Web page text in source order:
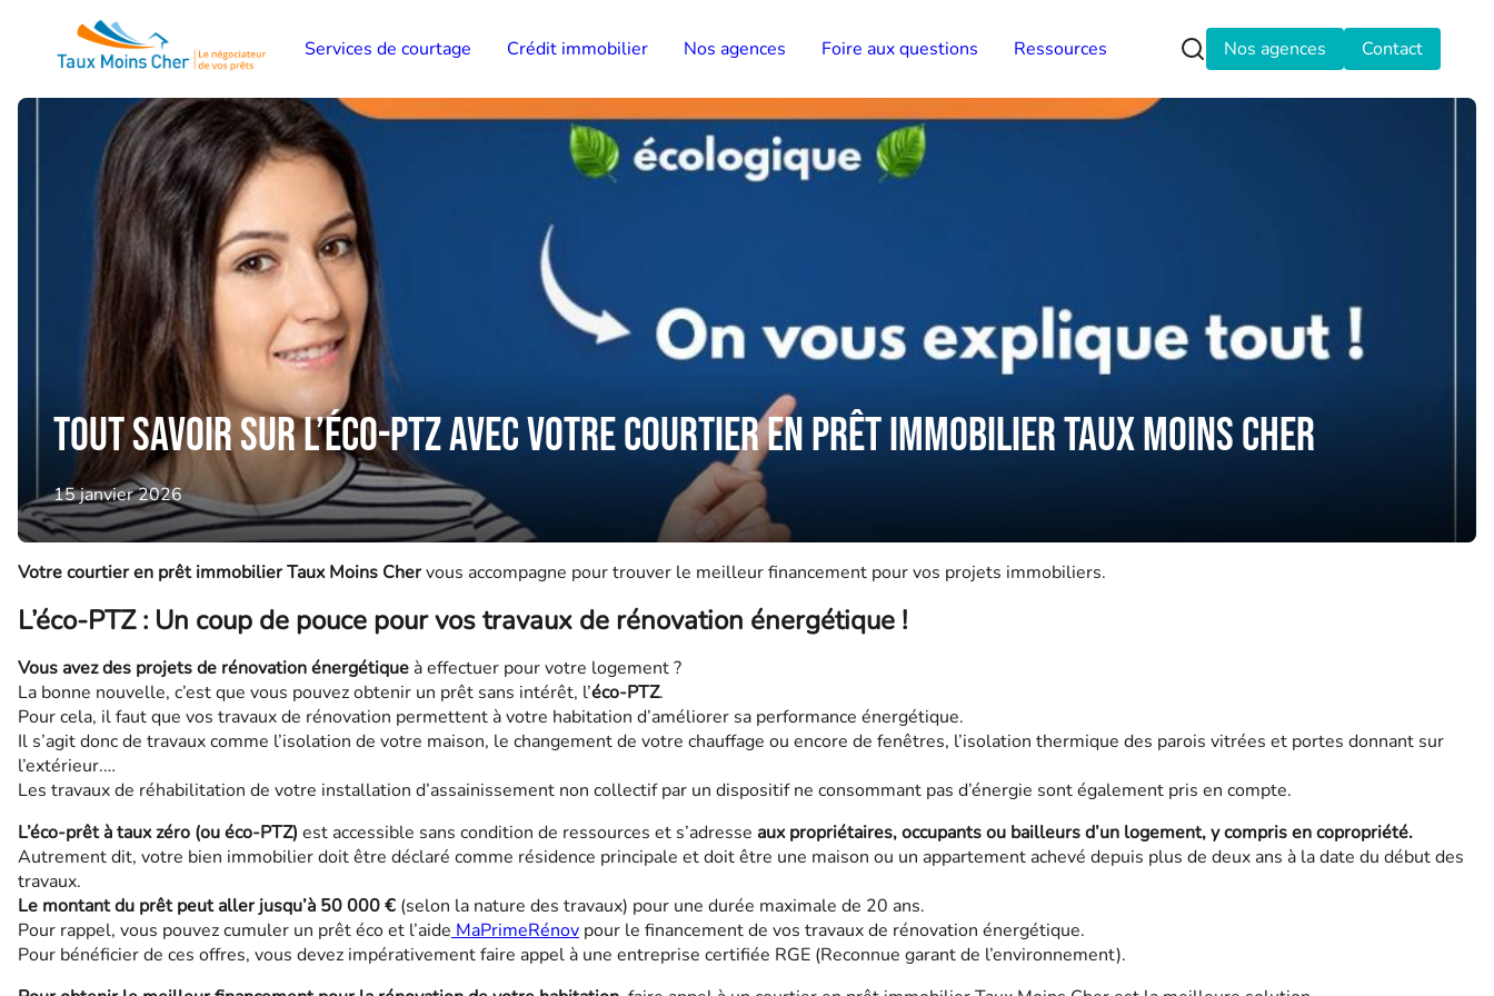
Services de courtage Crédit immobilier Nos agences Foire aux questions Ressources Nos agences Contact
Tout savoir sur l’éco-PTZ avec votre courtier en prêt immobilier Taux Moins Cher
15 janvier 2026
Votre courtier en prêt immobilier Taux Moins Chervous accompagne pour trouver le meilleur financement pour vos projets immobiliers.
L’éco-PTZ : Un coup de pouce pour vos travaux de rénovation énergétique !
Vous avez des projets de rénovation énergétique à effectuer pour votre logement ?
La bonne nouvelle, c’est que vous pouvez obtenir un prêt sans intérêt, l’éco-PTZ.
Pour cela, il faut que vos travaux de rénovation permettent à votre habitation d’améliorer sa performance énergétique.
Il s’agit donc de travaux comme l’isolation de votre maison, le changement de votre chauffage ou encore de fenêtres, l’isolation thermique des parois vitrées et portes donnant sur
l’extérieur.…
Les travaux de réhabilitation de votre installation d’assainissement non collectif par un dispositif ne consommant pas d’énergie sont également pris en compte.
L’éco-prêt à taux zéro (ou éco-PTZ) est accessible sans condition de ressources et s’adresse aux propriétaires, occupants ou bailleurs d’un logement, y compris en copropriété.
Autrement dit, votre bien immobilier doit être déclaré comme résidence principale et doit être une maison ou un appartement achevé depuis plus de deux ans à la date du début des
travaux.
Le montant du prêt peut aller jusqu’à 50 000 € (selon la nature des travaux) pour une durée maximale de 20 ans.
Pour rappel, vous pouvez cumuler un prêt éco et l’aide MaPrimeRénov pour le financement de vos travaux de rénovation énergétique.
Pour bénéficier de ces offres, vous devez impérativement faire appel à une entreprise certifiée RGE (Reconnue garant de l’environnement).